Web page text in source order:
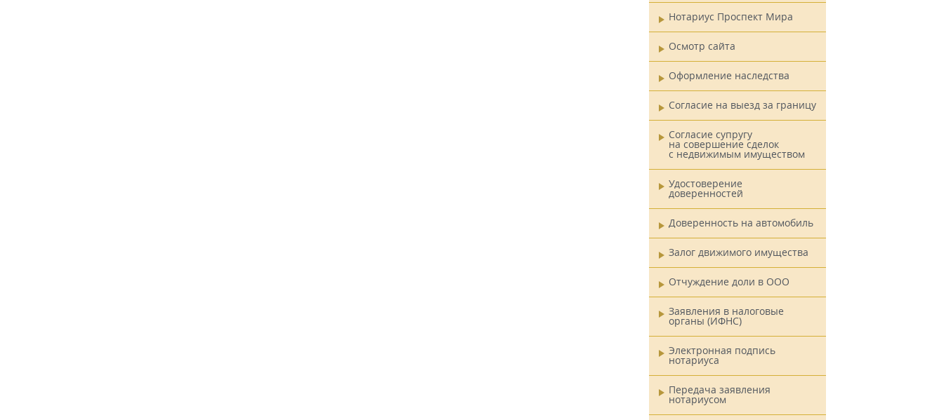
Нотариус Проспект Мира
Осмотр сайта
Оформление наследства
Согласие на выезд за границу
Согласие супругу
на совершение сделок
с недвижимым имуществом
Удостоверение
доверенностей
Доверенность на автомобиль
Залог движимого имущества
Отчуждение доли в ООО
Заявления в налоговые
органы (ИФНС)
Электронная подпись
нотариуса
Передача заявления
нотариусом